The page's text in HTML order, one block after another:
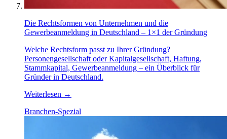
Die Rechtsformen von Unternehmen und die
Gewerbeanmeldung in Deutschland – 1×1 der Gründung
Welche Rechtsform passt zu Ihrer Gründung?
Personengesellschaft oder Kapitalgesellschaft, Haftung,
Stammkapital, Gewerbeanmeldung – ein Überblick für
Gründer in Deutschland.
Weiterlesen →
Branchen-Spezial